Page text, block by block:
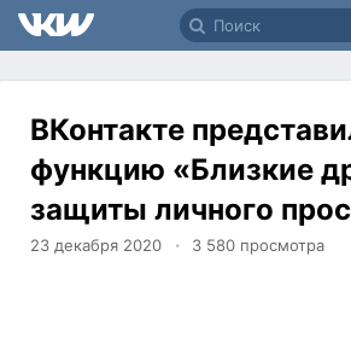
ВКонтакте
функцию «Близкие
защиты личного
23 декабря 2020 3 580 просмотра